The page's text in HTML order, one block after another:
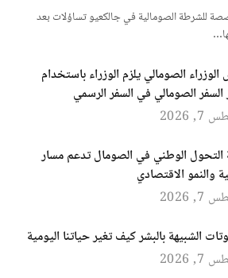
للشرطة الصومالية في جالكعيو تساؤلات بعد
الصومالي يلزم الوزراء باستخدام
الصومالي في السفر الرسمي
2026
الوطني في الصومال تدعم مسار
والنمو الاقتصادي
2026
الشبيهة بالبشر كيف تغير حياتنا اليومية
2026